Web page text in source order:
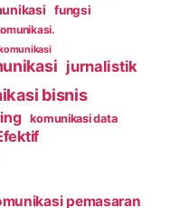
fungsi
jurnalistik
bisnis
komunikasi data
pemasaran